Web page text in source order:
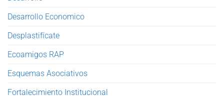
Desarrollo Economico
Desplastifícate
Ecoamigos RAP
Esquemas Asociativos
Fortalecimiento Institucional